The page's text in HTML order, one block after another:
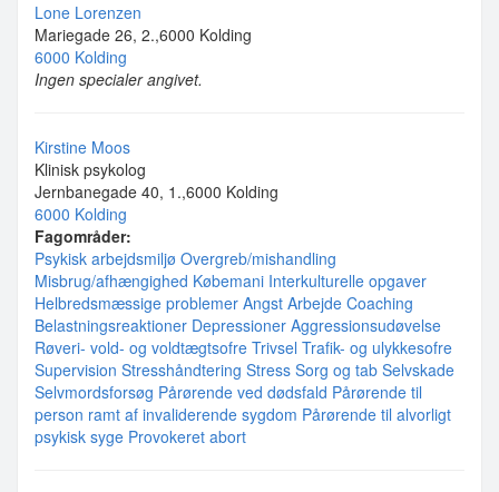
Lone Lorenzen
Mariegade 26, 2.,6000 Kolding
6000 Kolding
Ingen specialer angivet.
Kirstine Moos
Klinisk psykolog
Jernbanegade 40, 1.,6000 Kolding
6000 Kolding
Fagområder:
Psykisk arbejdsmiljø Overgreb/mishandling
Misbrug/afhængighed Købemani Interkulturelle opgaver
Helbredsmæssige problemer Angst Arbejde Coaching
Belastningsreaktioner Depressioner Aggressionsudøvelse
Røveri- vold- og voldtægtsofre Trivsel Trafik- og ulykkesofre
Supervision Stresshåndtering Stress Sorg og tab Selvskade
Selvmordsforsøg Pårørende ved dødsfald Pårørende til
person ramt af invaliderende sygdom Pårørende til alvorligt
psykisk syge Provokeret abort